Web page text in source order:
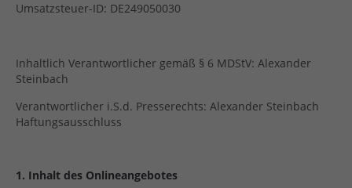
Umsatzsteuer-ID: DE249050030
Inhaltlich Verantwortlicher gemäß § 6 MDStV: Alexander
Steinbach
Verantwortlicher i.S.d. Presserechts: Alexander Steinbach
Haftungsausschluss
1. Inhalt des Onlineangebotes